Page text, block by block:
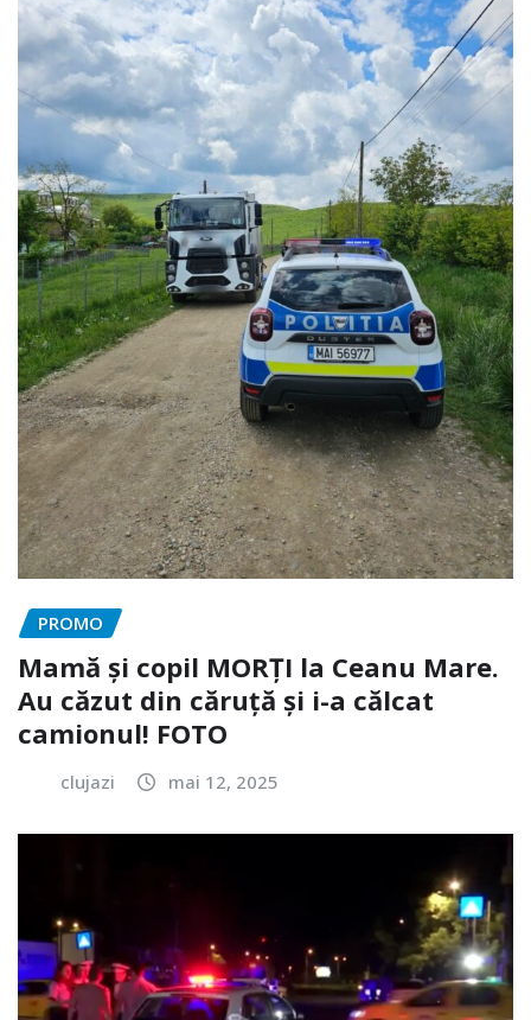
PROMO
Mamă și copil MORȚI la Ceanu Mare.
Au căzut din căruță și i-a călcat
camionul! FOTO
clujazi mai 12, 2025